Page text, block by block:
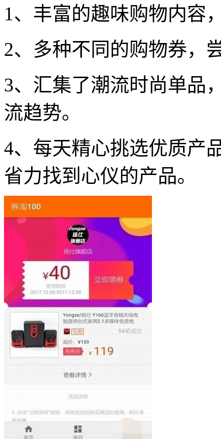
1、丰富的趣味购物内容
2、多种不同的购物券，
3、汇集了潮流时尚单品
流趋势。
4、每天精心挑选优质产
省力找到心仪的产品。